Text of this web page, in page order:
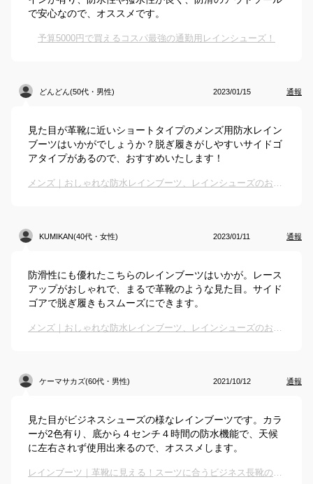
で安心なので、オススメです。
予算5000円で買えるコスパ最強の通勤用レインシューズ！
どんどん(50代・男性) 2023/01/15 通報
見た目が革靴に近いショートタイプのメンズ用防水レイン
ブーツはいかがでしょうか？脱ぎ履きがしやすいサイドゴ
アタイプがあるので、おすすめいたします！
メンズ｜おしゃれな防水レインブーツ、レインシューズのおすすめは？
KUMIKAN(40代・女性) 2023/01/11 通報
防滑性にも優れたこちらのレインブーツはいかが。レース
アップがおしゃれで、まるで革靴のような見た目。サイド
ゴアで脱ぎ履きもスムーズにできます。
メンズ｜おしゃれな防水レインブーツ、レインシューズのおすすめは？
ケーマサカズ(60代・男性) 2021/10/12 通報
見た目がビジネスシューズの様なレインブーツです。カラ
ーが2色有り、底から４センチ４時間の防水機能で、天候
に左右されず使用出来るので、オススメします。
レインブーツ｜革靴に見える！スーツに合うビジネス長靴のおすすめは？